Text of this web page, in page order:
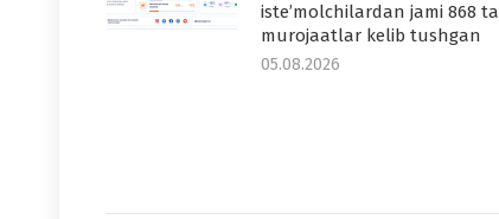
iste’molchilardan jami 868 ta
murojaatlar kelib tushgan
05.08.2026